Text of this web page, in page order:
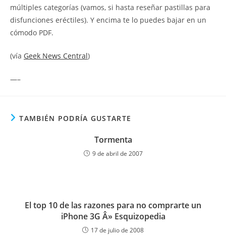
múltiples categorías (vamos, si hasta reseñar pastillas para
disfunciones eréctiles). Y encima te lo puedes bajar en un
cómodo PDF.
(vía Geek News Central)
—–
TAMBIÉN PODRÍA GUSTARTE
Tormenta
9 de abril de 2007
El top 10 de las razones para no comprarte un
iPhone 3G Â» Esquizopedia
17 de julio de 2008